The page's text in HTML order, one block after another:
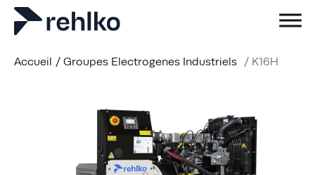
Accueil / Groupes Electrogenes Industriels / K16H